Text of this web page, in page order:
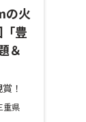
の火
豊
＆
！
重県